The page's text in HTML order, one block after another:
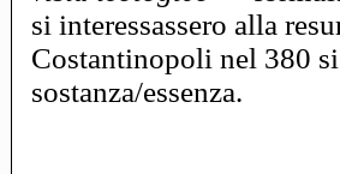
si interessassero alla
Costantinopoli nel 380
sostanza/essenza.